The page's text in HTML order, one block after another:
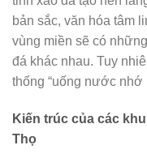
bản sắc, văn hóa tâm
vùng miền sẽ có
đá khác nhau. Tuy
thống “uống nước nhớ
Kiến trúc của các
Thọ